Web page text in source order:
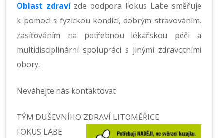
Oblast zdraví zde podpora Fokus Labe směřuje
k pomoci s fyzickou kondicí, dobrým stravováním,
zasíťováním na potřebnou lékařskou péči a
multidisciplinární spolupráci s jinými zdravotními
obory.
Neváhejte nás kontaktovat
TÝM DUŠEVNÍHO ZDRAVÍ LITOMĚŘICE
FOKUS LABE